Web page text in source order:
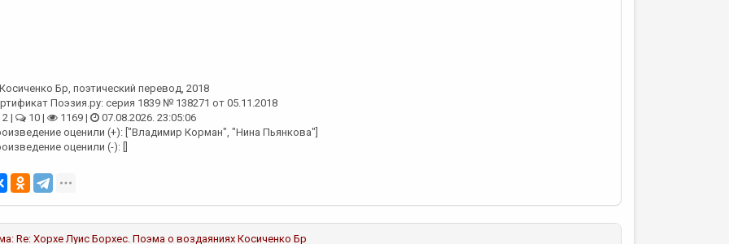
Косиченко Бр, поэтический перевод, 2018
Поэзия.ру: серия 1839 № 138271 от 05.11.2018
2 |
10 | 1169 |
07.08.2026. 23:05:06
оценили (+): ["Владимир Корман", "Нина Пьянкова"]
оценили (-): []
Re: Хорхе Луис Борхес. Поэма о воздаяниях Косиченко Бр